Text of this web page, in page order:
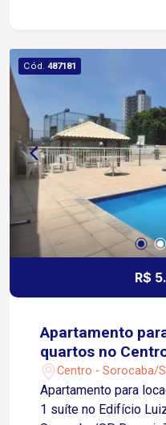
Avenida General Carneiro 5 minutos da
Barão de Tatuí 9 minutos da Avenida Dom Aguirre
Condomínio com
gourmet e espaço
lazer Portaria 24
controle de acesso
Cód. 487181
R$
Apartamento
quartos no
Centro - Sorocaba/
Apartamento para
1 suíte no Edifício